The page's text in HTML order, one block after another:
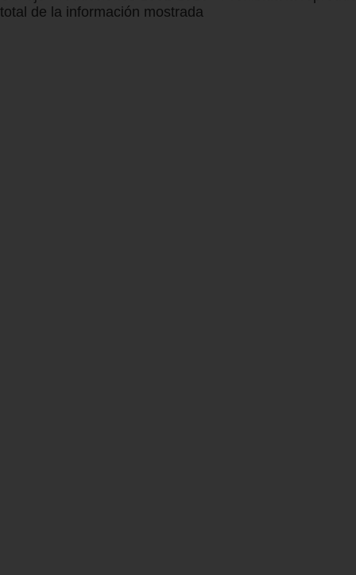
total de la información mostrada